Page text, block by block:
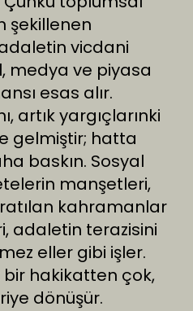
şekillenen
vicdani
medya ve piyasa
esas alır.
artık yargıçlarınki
gelmiştir; hatta
baskın. Sosyal
manşetleri,
kahramanlar
adaletin terazisini
eller gibi işler.
hakikatten çok,
dönüşür.